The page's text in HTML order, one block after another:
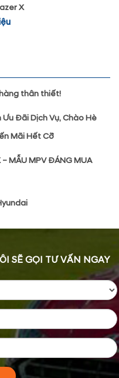
X
thân thiết!
Ưu Đãi Dịch Vụ, Chào Hè
Mãi Hết Cỡ
– MẪU MPV ĐÁNG MUA
SẼ GỌI TƯ VẤN NGAY